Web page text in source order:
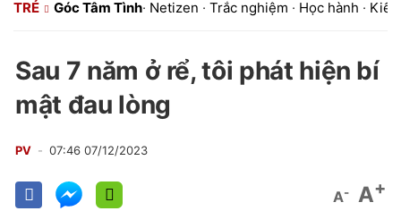
TRẺ Góc Tâm Tình· Netizen · Trắc nghiệm · Học hành ·
Sau 7 năm ở rể, tôi phát hiện bí
mật đau lòng
PV 07:46 07/12/2023
A- A+